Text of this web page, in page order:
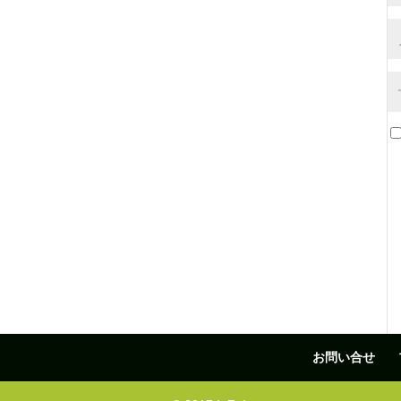
お問い合せ